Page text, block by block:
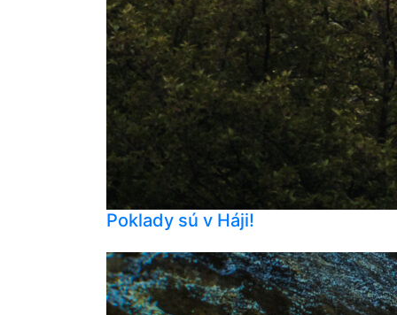
Poklady sú v Háji!